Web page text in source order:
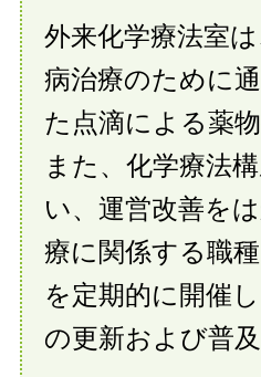
外来化学療法室
病治療のために
た点滴による薬
また、化学療法
い、運営改善を
療に関係する職
を定期的に開催
の更新および普